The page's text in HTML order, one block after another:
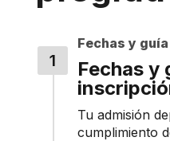
Fechas y
Fechas y
Tu admisión
cumplimiento